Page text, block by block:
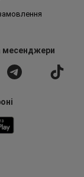
месенджери